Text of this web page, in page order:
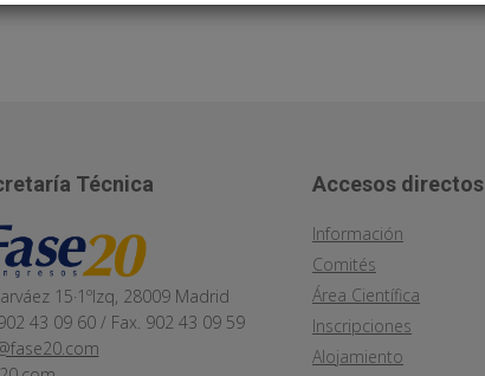
Técnica
15·1ºIzq, 28009 Madrid
43 09 60 / Fax. 902 43 09 59
Accesos directos
Información
Comités
Área Científica
Inscripciones
Alojamiento